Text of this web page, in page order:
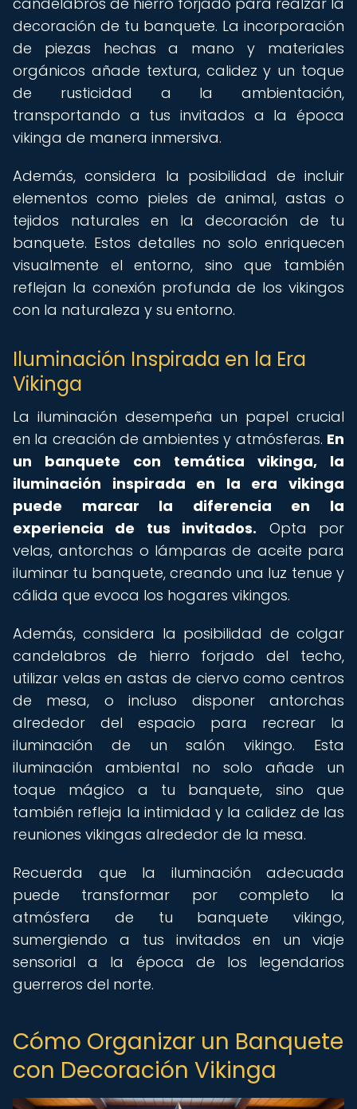
decoración de tu banquete. La incorporación
de piezas hechas a mano y materiales
orgánicos añade textura, calidez y un toque
de rusticidad a la ambientación,
transportando a tus invitados a la época
vikinga de manera inmersiva.
Además, considera la posibilidad de incluir
elementos como pieles de animal, astas o
tejidos naturales en la decoración de tu
banquete. Estos detalles no solo enriquecen
visualmente el entorno, sino que también
reflejan la conexión profunda de los vikingos
con la naturaleza y su entorno.
Iluminación Inspirada en la Era
Vikinga
La iluminación desempeña un papel crucial
en la creación de ambientes y atmósferas. En
un banquete con temática vikinga, la
iluminación inspirada en la era vikinga
puede marcar la diferencia en la
experiencia de tus invitados. Opta por
velas, antorchas o lámparas de aceite para
iluminar tu banquete, creando una luz tenue y
cálida que evoca los hogares vikingos.
Además, considera la posibilidad de colgar
candelabros de hierro forjado del techo,
utilizar velas en astas de ciervo como centros
de mesa, o incluso disponer antorchas
alrededor del espacio para recrear la
iluminación de un salón vikingo. Esta
iluminación ambiental no solo añade un
toque mágico a tu banquete, sino que
también refleja la intimidad y la calidez de las
reuniones vikingas alrededor de la mesa.
Recuerda que la iluminación adecuada
puede transformar por completo la
atmósfera de tu banquete vikingo,
sumergiendo a tus invitados en un viaje
sensorial a la época de los legendarios
guerreros del norte.
Cómo Organizar un Banquete
con Decoración Vikinga